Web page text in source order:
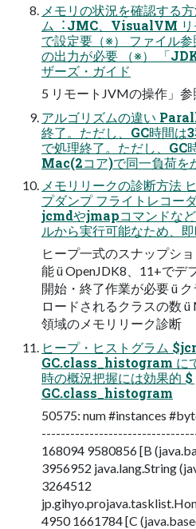
メモリの状況を確認する
ム︓JMC、VisualVM リ
で設定要（※） ファイル
の出⼒が必要 （※） 「
ザーズ・ガイド
5 リモートJVMの操作」参
アルゴリズムの違い
終了。ただし、GC時間は
で処理終了。ただし、GC
Mac(2コア)で同⼀負荷を
メモリリークの診断⽅法
プダンプ フライトレコー
jcmdやjmapコマンドな
ルから実⾏可能なため、
ヒープ⼀式のスナップシ
能 ü OpenJDK8、11+でデ
開始・終了作業が必要 ü
ロードされるクラスの数
領域のメモリリーク診断
ヒープ・ヒストグラム
GC.class_histogram に
時の概況把握には効果的
GC.class_histogram
50575: num #instances
168094 9580856 [B (
3956952 java.lang.String (
3264512
4950 1661784 [C (